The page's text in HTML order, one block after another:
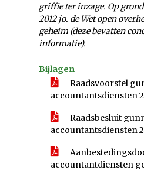
griffie ter inzage. Op
2012 jo. de Wet open
geheim (deze bevatten
informatie).
Bijlagen
Raadsvoorstel
accountantsdiensten
Raadsbesluit
accountantsdiensten
accountantdiensten